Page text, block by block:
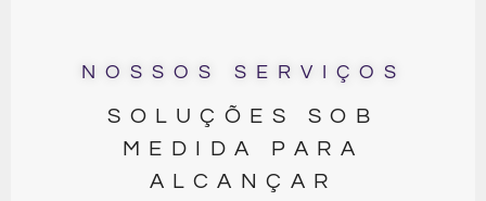
NOSSOS SERVIÇOS
SOLUÇÕES SOB
MEDIDA PARA
ALCANÇAR